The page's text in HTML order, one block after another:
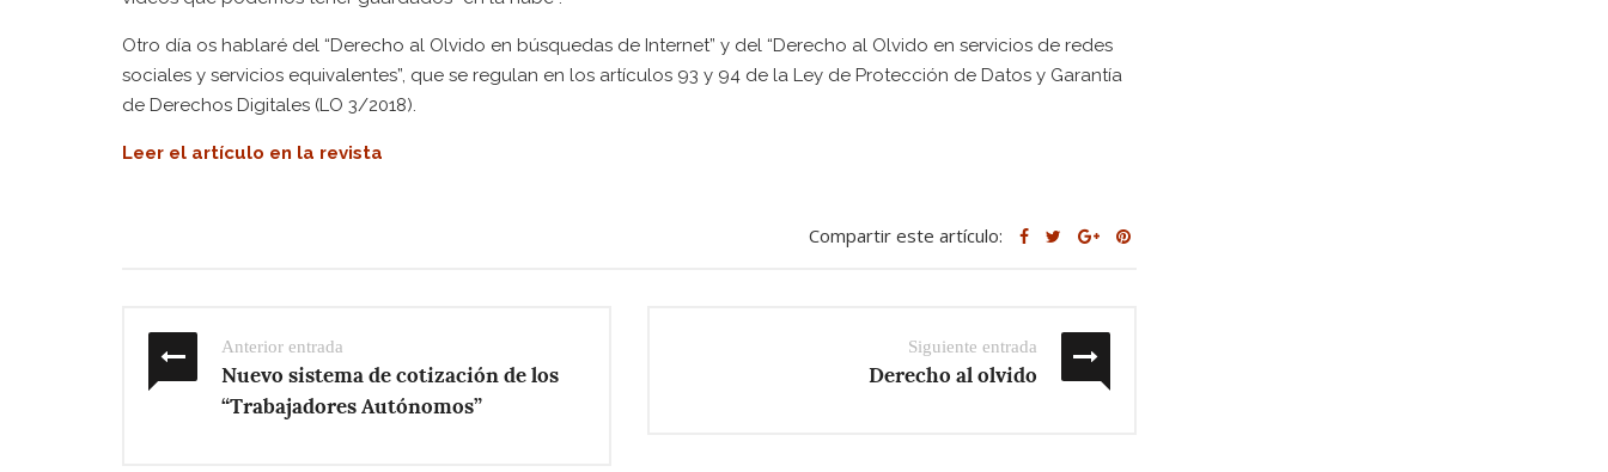
Otro día os hablaré del “Derecho al Olvido en búsquedas de Internet” y del “Derecho al Olvido en servicios de redes
sociales y servicios equivalentes”, que se regulan en los artículos 93 y 94 de la Ley de Protección de Datos y Garantía
de Derechos Digitales (LO 3/2018).
Leer el artículo en la revista
Compartir este artículo:
Anterior entrada
Nuevo sistema de cotización de los
“Trabajadores Autónomos”
Siguiente entrada
Derecho al olvido